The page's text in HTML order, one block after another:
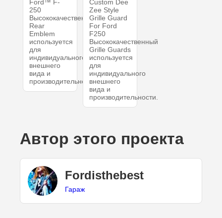
Ford™ F-
250
Высококачественный
Rear
Emblem
используется
для
индивидуального
внешнего
вида и
производительности.
Custom Dee
Zee Style
Grille Guard
For Ford
F250
Высококачественный
Grille Guards
используется
для
индивидуального
внешнего
вида и
производительности.
Автор этого проекта
Fordisthebest
Гараж